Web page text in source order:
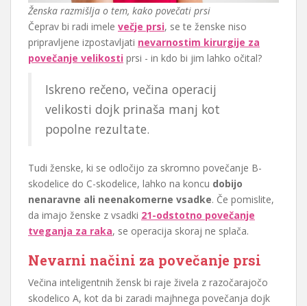
Ženska razmišlja o tem, kako povečati prsi
Čeprav bi radi imele večje prsi, se te ženske niso
pripravljene izpostavljati nevarnostim kirurgije za
povečanje velikosti prsi - in kdo bi jim lahko očital?
Iskreno rečeno, večina operacij
velikosti dojk prinaša manj kot
popolne rezultate.
Tudi ženske, ki se odločijo za skromno povečanje B-
skodelice do C-skodelice, lahko na koncu dobijo
nenaravne ali neenakomerne vsadke. Če pomislite,
da imajo ženske z vsadki 21-odstotno povečanje
tveganja za raka, se operacija skoraj ne splača.
Nevarni načini za povečanje prsi
Večina inteligentnih žensk bi raje živela z razočarajočo
skodelico A, kot da bi zaradi majhnega povečanja dojk